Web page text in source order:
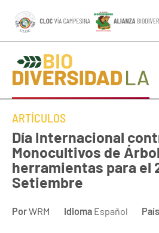
ARTÍCULOS
Día Internacional
Monocultivos de
herramientas para el
Setiembre
PorWRM Idioma Español País